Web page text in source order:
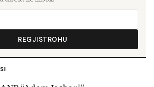
REGJISTROHU